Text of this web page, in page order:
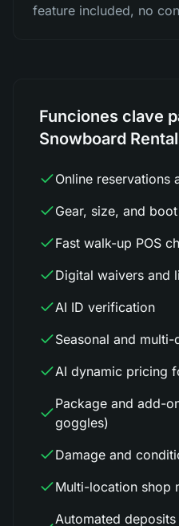
feature included, no
Funciones clave
Snowboard
Online reservations
Gear, size, and
Fast walk-up POS
Digital waivers and
AI ID verification
Seasonal and
AI dynamic pricing
Package and add-
goggles)
Damage and
Multi-location shop
Automated